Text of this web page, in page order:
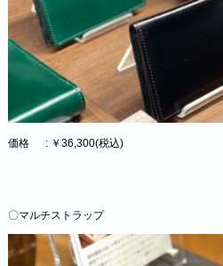
価格 : ￥36,300(税込)
〇マルチストラップ